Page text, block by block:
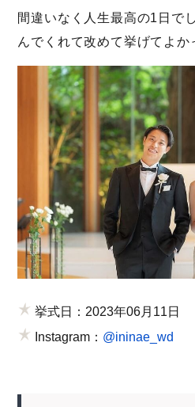
間違いなく人生最高の1日で
んでくれて改めて挙げてよか
挙式日： 2023年06月11日
Instagram： @ininae_wd